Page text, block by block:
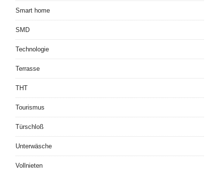
Smart home
SMD
Technologie
Terrasse
THT
Tourismus
Türschloß
Unterwäsche
Vollnieten